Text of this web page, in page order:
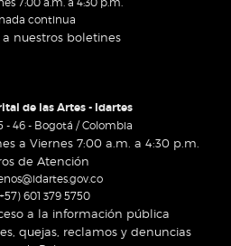
continua
a nuestros boletines
de las Artes - Idartes
- 46 - Bogotá / Colombia
a Viernes 7:00 a.m. a 4:30 p.m.
de Atención
601 379 5750
a la información pública
quejas, reclamos y denuncias